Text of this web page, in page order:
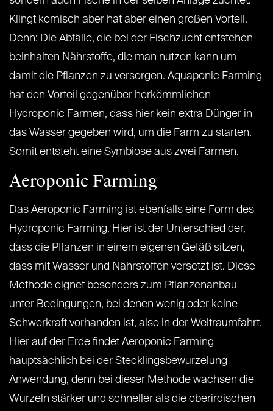
Klingt komisch aber hat aber einen großen Vorteil.
Denn: Die Abfälle, die bei der Fischzucht entstehen
beinhalten Nährstoffe, die man nutzen kann um
damit die Pflanzen zu versorgen. Aquaponic Farming
hat den Vorteil gegenüber herkömmlichen
Hydroponic Farmen, dass hier kein extra Dünger in
das Wasser gegeben wird, um die Farm zu starten.
Somit entsteht eine Symbiose aus zwei Farmen.
Aeroponic Farming
Das Aeroponic Farming ist ebenfalls eine Form des
Hydroponic Farming. Hier ist der Unterschied der,
dass die Pflanzen in einem eigenen Gefäß sitzen,
dass mit Wasser und Nährstoffen versetzt ist. Diese
Methode eignet besonders zum Pflanzenanbau
unter Bedingungen, bei denen wenig oder keine
Schwerkraft vorhanden ist, also in der Weltraumfahrt.
Hier auf der Erde findet Aeroponic Farming
hauptsächlich bei der Stecklingsbewurzelung
Anwendung, denn bei dieser Methode wachsen die
Wurzeln stärker und schneller als die oberirdischen